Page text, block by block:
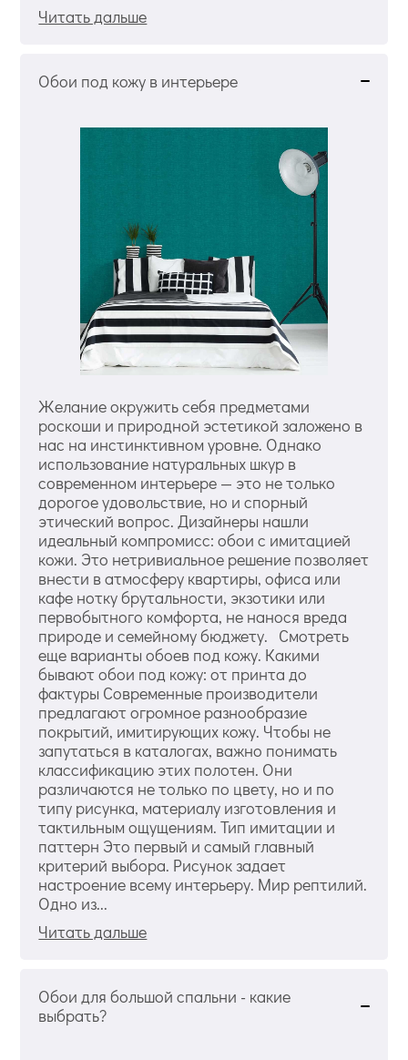
Читать дальше
Обои под кожу в интерьере
Желание окружить себя предметами
роскоши и природной эстетикой заложено в
нас на инстинктивном уровне. Однако
использование натуральных шкур в
современном интерьере — это не только
дорогое удовольствие, но и спорный
этический вопрос. Дизайнеры нашли
идеальный компромисс: обои с имитацией
кожи. Это нетривиальное решение позволяет
внести в атмосферу квартиры, офиса или
кафе нотку брутальности, экзотики или
первобытного комфорта, не нанося вреда
природе и семейному бюджету. Смотреть
еще варианты обоев под кожу. Какими
бывают обои под кожу: от принта до
фактуры Современные производители
предлагают огромное разнообразие
покрытий, имитирующих кожу. Чтобы не
запутаться в каталогах, важно понимать
классификацию этих полотен. Они
различаются не только по цвету, но и по
типу рисунка, материалу изготовления и
тактильным ощущениям. Тип имитации и
паттерн Это первый и самый главный
критерий выбора. Рисунок задает
настроение всему интерьеру. Мир рептилий.
Одно из...
Читать дальше
Обои для большой спальни - какие
выбрать?